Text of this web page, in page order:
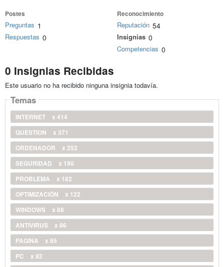
Postes
Preguntas 1
Respuestas 0
Reconocimiento
Reputación 54
Insignias 0
Competencias 0
0 Insignias Recibidas
Este usuario no ha recibido ninguna insignia todavía.
Temas
INTERNET
x 414
QUESTION
x 371
ORDENADOR
x 252
SEGURIDAD
x 190
PROBLEMA
x 182
OPTIMIZACIÓN
x 122
WINDOWS
x 88
ANTIVIRUS
x 86
PAGINA
x 85
PC
x 82